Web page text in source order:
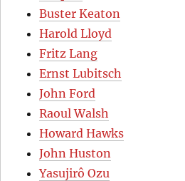
Buster Keaton
Harold Lloyd
Fritz Lang
Ernst Lubitsch
John Ford
Raoul Walsh
Howard Hawks
John Huston
Yasujirô Ozu